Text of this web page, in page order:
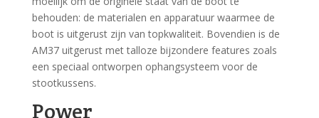
behouden: de materialen en apparatuur waarmee de
boot is uitgerust zijn van topkwaliteit. Bovendien is de
AM37 uitgerust met talloze bijzondere features zoals
een speciaal ontworpen ophangsysteem voor de
stootkussens.
Power